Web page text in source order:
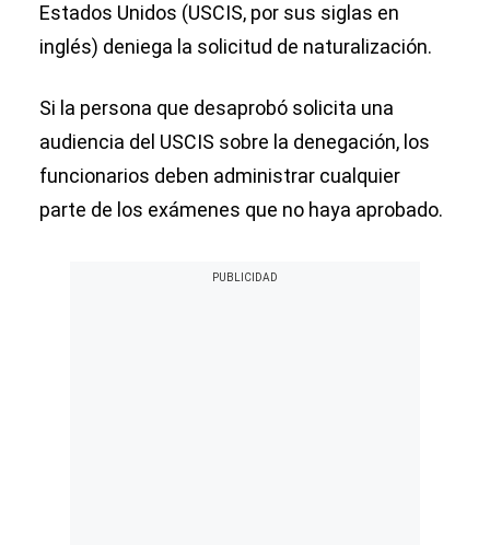
Estados Unidos (USCIS, por sus siglas en
inglés) deniega la solicitud de naturalización.
Si la persona que desaprobó solicita una
audiencia del USCIS sobre la denegación, los
funcionarios deben administrar cualquier
parte de los exámenes que no haya aprobado.